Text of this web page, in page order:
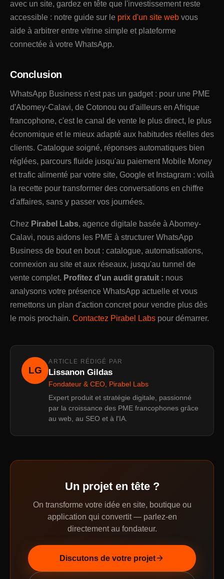
avec un site, gardez en tête que l'investissement reste
accessible : notre guide sur le prix d'un site web vous
aide à arbitrer entre vitrine simple et plateforme
connectée à votre WhatsApp.
Conclusion
WhatsApp Business n'est pas un gadget : pour une PME
d'Abomey-Calavi, de Cotonou ou d'ailleurs en Afrique
francophone, c'est le canal de vente le plus direct, le plus
économique et le mieux adapté aux habitudes réelles des
clients. Catalogue soigné, réponses automatiques bien
réglées, parcours fluide jusqu'au paiement Mobile Money
et trafic alimenté par votre site, Google et Instagram : voilà
la recette pour transformer des conversations en chiffre
d'affaires, sans y passer vos journées.
Chez Pirabel Labs, agence digitale basée à Abomey-
Calavi, nous aidons les PME à structurer WhatsApp
Business de bout en bout : catalogue, automatisations,
connexion au site et aux réseaux, jusqu'au tunnel de
vente complet. Profitez d'un audit gratuit : nous
analysons votre présence WhatsApp actuelle et vous
remettons un plan d'action concret pour vendre plus dès
le mois prochain. Contactez Pirabel Labs pour démarrer.
LG
ARTICLE RÉDIGÉ PAR
Lissanon Gildas
Fondateur & CEO, Pirabel Labs
Expert produit et stratégie digitale, passionné
par la croissance des PME francophones grâce
au web, au SEO et à l'IA.
Un projet en tête ?
On transforme votre idée en site, boutique ou
application qui convertit — parlez-en
directement au fondateur.
Discutons de votre projetarrow_forward